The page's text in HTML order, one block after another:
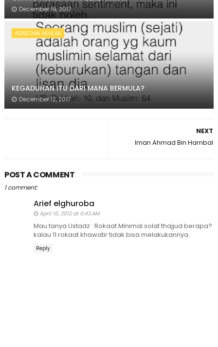
December 19, 2017
ADAB DAN AKHLAK
KEGADUHAN ITU DARI MANA BERMULA?
December 12, 2017
NEXT
Iman Ahmad Bin Hambal
POST A COMMENT
1 comment:
Arief elghuroba
April 16, 2012 at 6:43 AM
Mau tanya Ustadz : Rokaat Minimal solat thajjud berapa?
kalau 11 rokaat khawatir tidak bisa melakukannya.
Reply